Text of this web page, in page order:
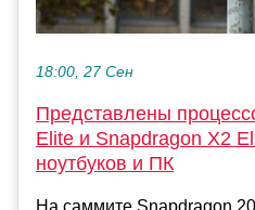
18:00, 27 Сен
Представлены
Elite и Snapdragon X2
ноутбуков и ПК
На саммите Snapdragon